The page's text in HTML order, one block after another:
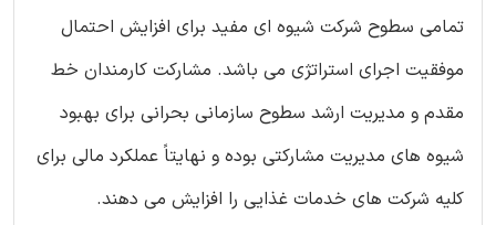
تمامی سطوح شرکت شیوه ای مفید برای افزایش احتمال
موفقیت اجرای استراتژی می باشد. مشارکت کارمندان خط
مقدم و مدیریت ارشد سطوح سازمانی بحرانی برای بهبود
شیوه های مدیریت مشارکتی بوده و نهایتاً عملکرد مالی برای
کلیه شرکت های خدمات غذایی را افزایش می دهند.